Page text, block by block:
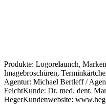
Produkte: Logorelaunch,
Imagebroschüren,
Agentur: Michael Bertleff /
FeichtKunde: Dr. med. dent.
HegerKundenwebsite: